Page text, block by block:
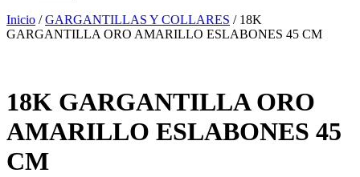
Inicio /GARGANTILLAS Y COLLARES / 18K
GARGANTILLA ORO AMARILLO ESLABONES 45 CM
18K GARGANTILLA ORO
AMARILLO ESLABONES 45
CM